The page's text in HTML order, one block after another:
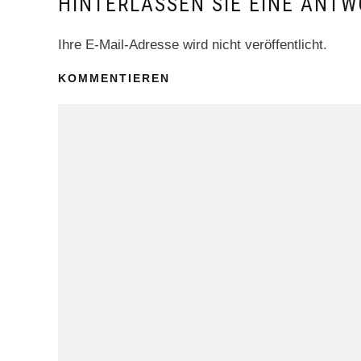
Ihre E-Mail-Adresse wird nicht veröffentlicht.
KOMMENTIEREN